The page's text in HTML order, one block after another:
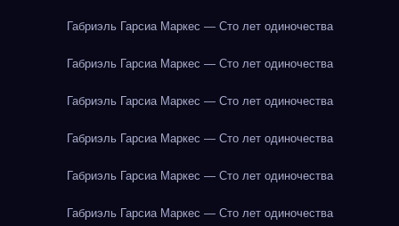
Габриэль Гарсиа Маркес — Сто лет одиночества
Габриэль Гарсиа Маркес — Сто лет одиночества
Габриэль Гарсиа Маркес — Сто лет одиночества
Габриэль Гарсиа Маркес — Сто лет одиночества
Габриэль Гарсиа Маркес — Сто лет одиночества
Габриэль Гарсиа Маркес — Сто лет одиночества